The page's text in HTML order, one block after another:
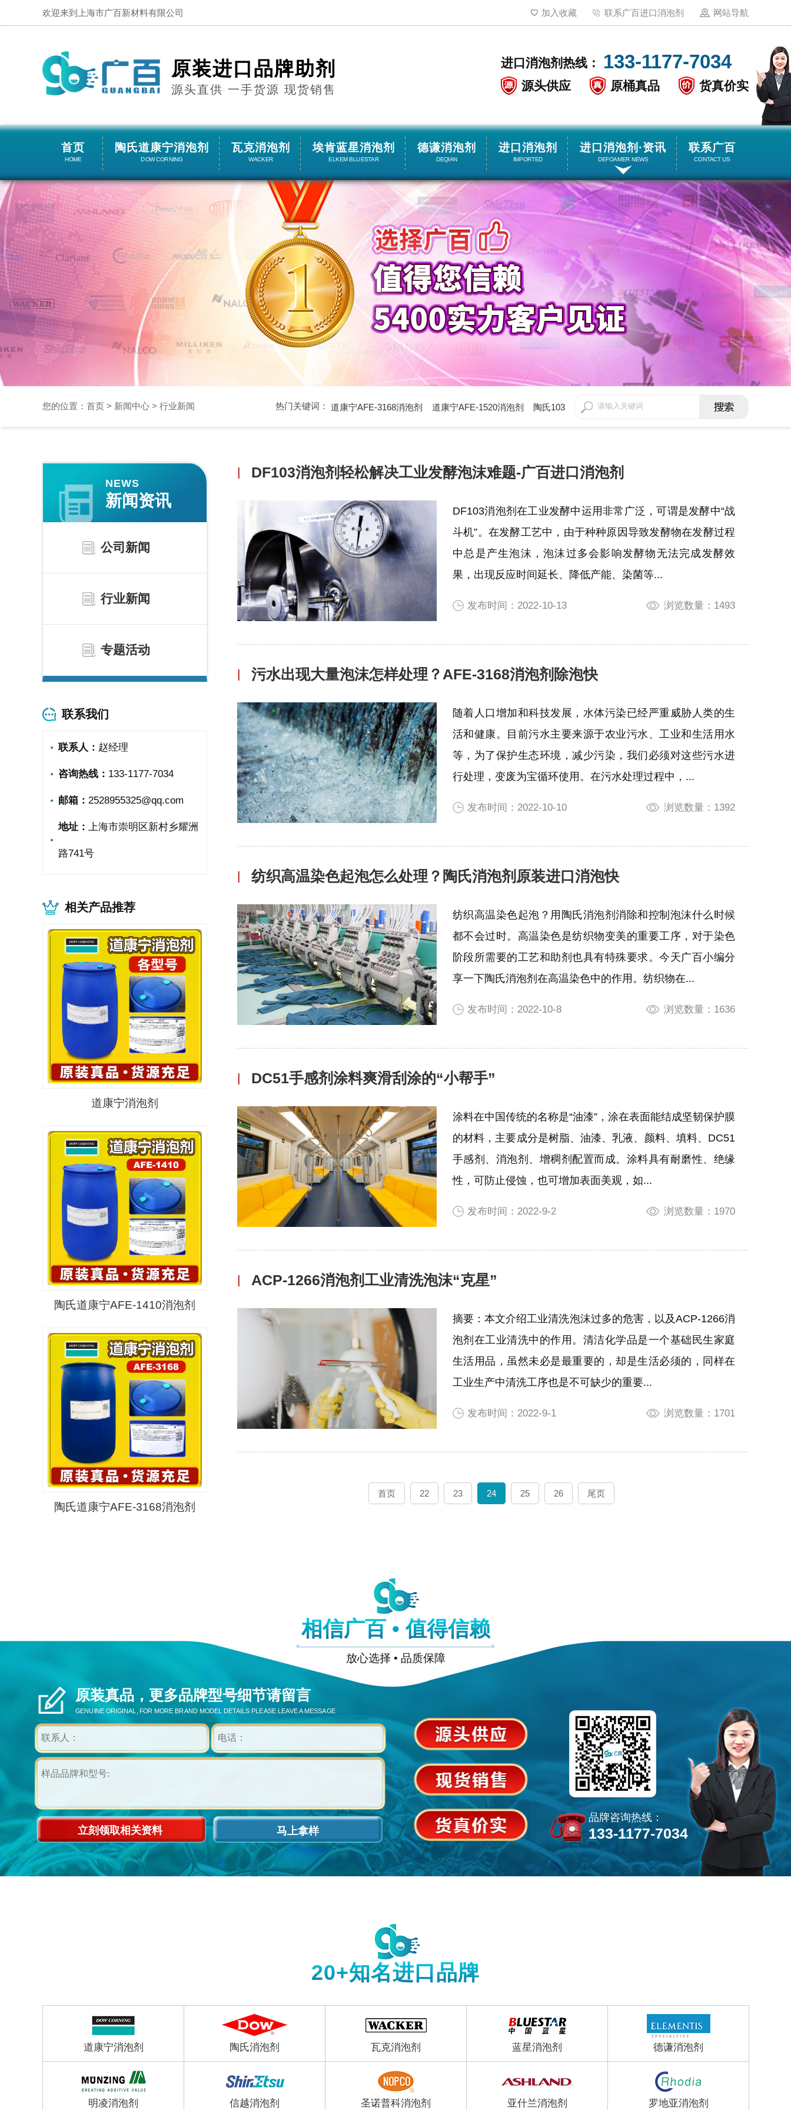
欢迎来到上海市广百新材料有限公司 加入收藏 联系广百进口消泡剂 网站导航
原装进口品牌助剂
源头直供 一手货源 现货销售
进口消泡剂热线： 133-1177-7034
源头供应 原桶真品 货真价实
首页
HOME
陶氏道康宁消泡剂
DOW CORNING
瓦克消泡剂
WACKER
埃肯蓝星消泡剂
ELKEM BLUESTAR
德谦消泡剂
DEQIAN
进口消泡剂
IMPORTED
进口消泡剂·资讯
DEFOAMER NEWS
联系广百
CONTACT US
您的位置： 首页 > 新闻中心 > 行业新闻 热门关键词： 道康宁AFE-3168消泡剂 道康宁AFE-1520消泡剂 陶氏103
NEWS
新闻资讯
公司新闻
行业新闻
专题活动
联系我们
联系人： 赵经理
咨询热线： 133-1177-7034
邮箱： 2528955325@qq.com
地址： 上海市崇明区新村乡耀洲
路741号
相关产品推荐
道康宁消泡剂
陶氏道康宁AFE-1410消泡剂
陶氏道康宁AFE-3168消泡剂
| DF103消泡剂轻松解决工业发酵泡沫难题-广百进口消泡剂
DF103消泡剂在工业发酵中运用非常广泛，可谓是发酵中“战
斗机”。在发酵工艺中，由于种种原因导致发酵物在发酵过程
中总是产生泡沫，泡沫过多会影响发酵物无法完成发酵效
果，出现反应时间延长、降低产能、染菌等...
发布时间：2022-10-13 浏览数量：1493
| 污水出现大量泡沫怎样处理？AFE-3168消泡剂除泡快
随着人口增加和科技发展，水体污染已经严重威胁人类的生
活和健康。目前污水主要来源于农业污水、工业和生活用水
等，为了保护生态环境，减少污染，我们必须对这些污水进
行处理，变废为宝循环使用。在污水处理过程中，...
发布时间：2022-10-10 浏览数量：1392
| 纺织高温染色起泡怎么处理？陶氏消泡剂原装进口消泡快
纺织高温染色起泡？用陶氏消泡剂消除和控制泡沫什么时候
都不会过时。高温染色是纺织物变美的重要工序，对于染色
阶段所需要的工艺和助剂也具有特殊要求。今天广百小编分
享一下陶氏消泡剂在高温染色中的作用。纺织物在...
发布时间：2022-10-8 浏览数量：1636
| DC51手感剂涂料爽滑刮涂的“小帮手”
涂料在中国传统的名称是“油漆”，涂在表面能结成坚韧保护膜
的材料，主要成分是树脂、油漆、乳液、颜料、填料、DC51
手感剂、消泡剂、增稠剂配置而成。涂料具有耐磨性、绝缘
性，可防止侵蚀，也可增加表面美观，如...
发布时间：2022-9-2 浏览数量：1970
| ACP-1266消泡剂工业清洗泡沫“克星”
摘要：本文介绍工业清洗泡沫过多的危害，以及ACP-1266消
泡剂在工业清洗中的作用。清洁化学品是一个基础民生家庭
生活用品，虽然未必是最重要的，却是生活必须的，同样在
工业生产中清洗工序也是不可缺少的重要...
发布时间：2022-9-1 浏览数量：1701
首页 22 23 24 25 26 尾页
相信广百 • 值得信赖
放心选择 • 品质保障
原装真品，更多品牌型号细节请留言
GENUINE ORIGINAL, FOR MORE BRAND MODEL DETAILS PLEASE LEAVE A MESSAGE
马上拿样
品牌咨询热线：
133-1177-7034
20+知名进口品牌
道康宁消泡剂 陶氏消泡剂 瓦克消泡剂 蓝星消泡剂 德谦消泡剂
明凌消泡剂 信越消泡剂 圣诺普科消泡剂 亚什兰消泡剂 罗地亚消泡剂